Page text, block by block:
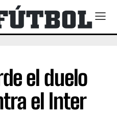
el duelo
el Inter